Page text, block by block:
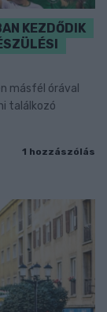
KEZDŐDIK
másfél órával
találkozó
1 hozzászólás